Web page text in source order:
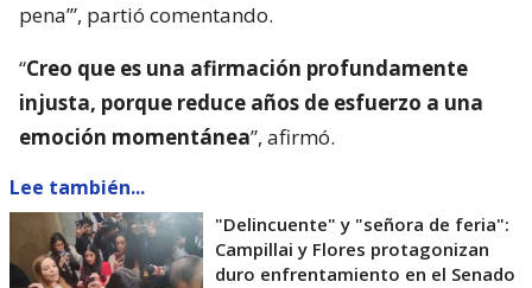
pena’”, partió comentando.
“Creo que es una afirmación profundamente
injusta, porque reduce años de esfuerzo a una
emoción momentánea”, afirmó.
Lee también...
"Delincuente" y "señora de feria":
Campillai y Flores protagonizan
duro enfrentamiento en el Senado